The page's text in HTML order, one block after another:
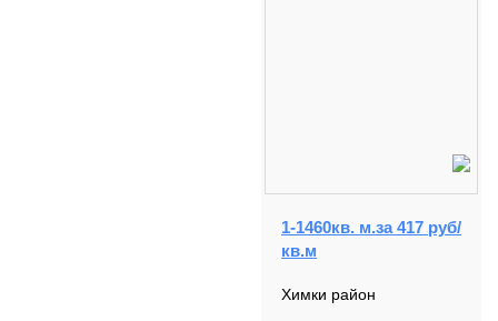
1-1460кв. м.за 417 руб/
кв.м
Химки район